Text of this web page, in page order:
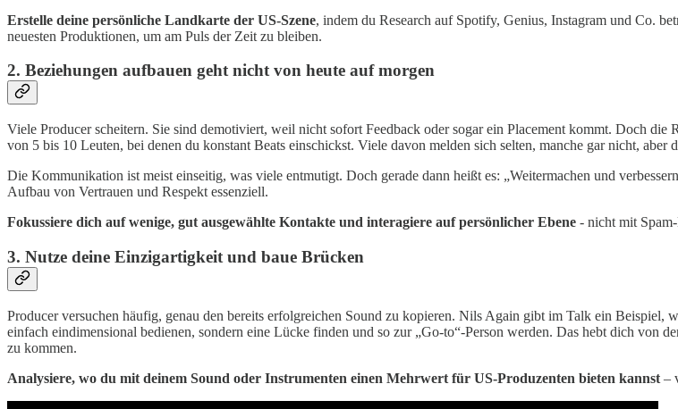
Erstelle deine persönliche Landkarte der US-Szene, indem du Research auf Spotify, Genius, Instagram und Co.
neuesten Produktionen, um am Puls der Zeit zu bleiben.
2. Beziehungen aufbauen geht nicht von heute auf morgen
Viele Producer scheitern. Sie sind demotiviert, weil nicht sofort Feedback oder sogar ein Placement kommt. Doch
von 5 bis 10 Leuten, bei denen du konstant Beats einschickst. Viele davon melden sich selten, manche gar nicht,
Die Kommunikation ist meist einseitig, was viele entmutigt. Doch gerade dann heißt es: „Weitermachen und
Aufbau von Vertrauen und Respekt essenziell.
Fokussiere dich auf wenige, gut ausgewählte Kontakte und interagiere auf persönlicher Ebene - nicht mit
3. Nutze deine Einzigartigkeit und baue Brücken
Producer versuchen häufig, genau den bereits erfolgreichen Sound zu kopieren. Nils Again gibt im Talk ein Beispiel,
einfach eindimensional bedienen, sondern eine Lücke finden und so zur „Go-to“-Person werden. Das hebt dich von
zu kommen.
Analysiere, wo du mit deinem Sound oder Instrumenten einen Mehrwert für US-Produzenten bieten kannst –